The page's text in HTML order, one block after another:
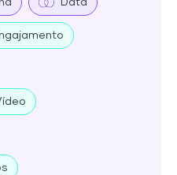
Data